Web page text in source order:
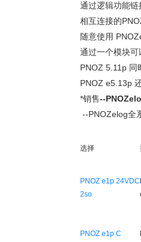
通过逻辑功能
相互连接的
随意使用
通过一个模块
PNOZ 5.11p 同
PNOZ e5.13p
*销售--
--PNOZelog全
选择
PNOZ e1p 24VDC
2so
PNOZ e1p C